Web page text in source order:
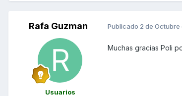
Rafa Guzman
Usuarios
Publicado 2 de Octubre
Muchas gracias Poli